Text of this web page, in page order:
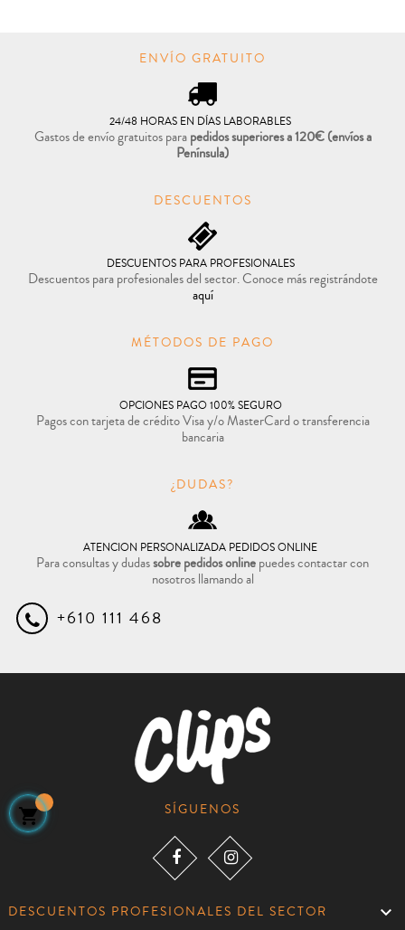
ENVÍO GRATUITO
24/48 HORAS EN DÍAS LABORABLES
Gastos de envío gratuitos parapedidos superiores a 120€(envíos a
Península)
DESCUENTOS
DESCUENTOS PARA PROFESIONALES
Descuentos para profesionales del sector. Conoce más registrándote
aquí
MÉTODOS DE PAGO
OPCIONES PAGO 100% SEGURO
Pagos con tarjeta de crédito Visa y/o MasterCard o transferencia
bancaria
¿DUDAS?
ATENCION PERSONALIZADA PEDIDOS ONLINE
Para consultas y dudassobre pedidos onlinepuedes contactar con
nosotros llamando al
+610 111 468
SÍGUENOS
DESCUENTOS PROFESIONALES DEL SECTOR 
